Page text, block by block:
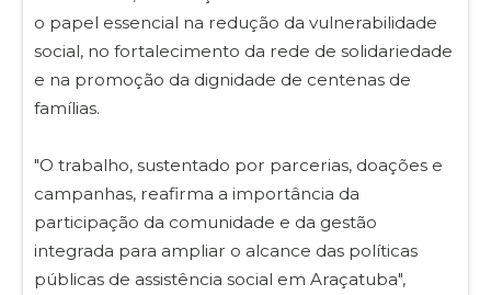
o papel essencial na redução da vulnerabilidade
social, no fortalecimento da rede de solidariedade
e na promoção da dignidade de centenas de
famílias.
"O trabalho, sustentado por parcerias, doações e
campanhas, reafirma a importância da
participação da comunidade e da gestão
integrada para ampliar o alcance das políticas
públicas de assistência social em Araçatuba",